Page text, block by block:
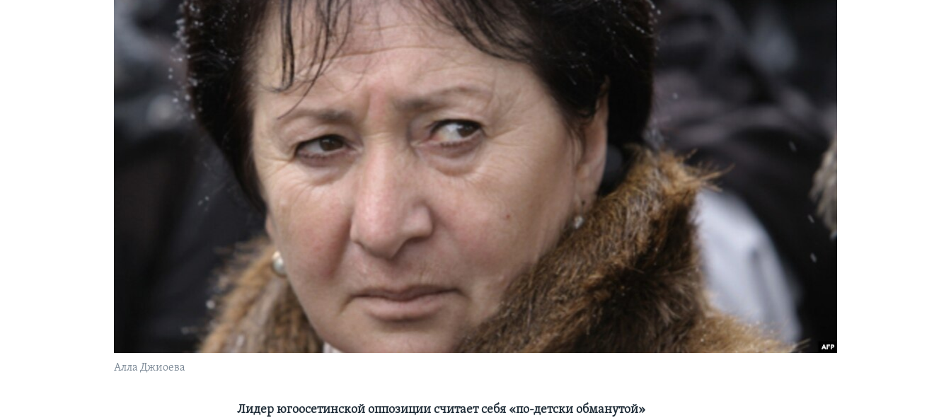
Алла Джиоева
Лидер югоосетинской оппозиции считает себя «по-детски обманутой»